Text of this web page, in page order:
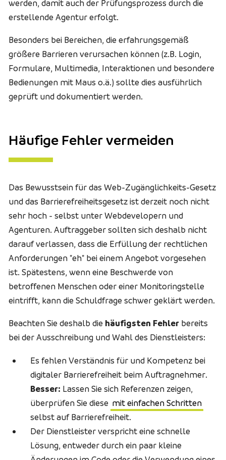
werden, damit auch der Prüfungsprozess durch die
erstellende Agentur erfolgt.
Besonders bei Bereichen, die erfahrungsgemäß
größere Barrieren verursachen können (z.B. Login,
Formulare, Multimedia, Interaktionen und besondere
Bedienungen mit Maus o.ä.) sollte dies ausführlich
geprüft und dokumentiert werden.
Häufige Fehler vermeiden
Das Bewusstsein für das Web-Zugänglichkeits-Gesetz
und das Barrierefreiheitsgesetz ist derzeit noch nicht
sehr hoch - selbst unter Webdevelopern und
Agenturen. Auftraggeber sollten sich deshalb nicht
darauf verlassen, dass die Erfüllung der rechtlichen
Anforderungen "eh" bei einem Angebot vorgesehen
ist. Spätestens, wenn eine Beschwerde von
betroffenen Menschen oder einer Monitoringstelle
eintrifft, kann die Schuldfrage schwer geklärt werden.
Beachten Sie deshalb die häufigsten Fehlerbereits
bei der Ausschreibung und Wahl des Dienstleisters:
Es fehlen Verständnis für und Kompetenz bei
digitaler Barrierefreiheit beim Auftragnehmer.
Besser: Lassen Sie sich Referenzen zeigen,
überprüfen Sie diese mit einfachen Schritten
selbst auf Barrierefreiheit.
Der Dienstleister verspricht eine schnelle
Lösung, entweder durch ein paar kleine